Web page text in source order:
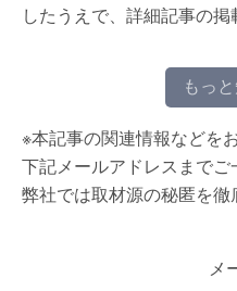
したうえで、詳細記事の掲
もっ
※本記事の関連情報などを
下記メールアドレスまでご
弊社では取材源の秘匿を徹
メ